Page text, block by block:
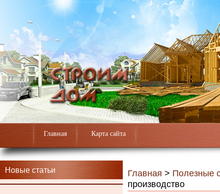
Главная Карта сайта
Новые статьи Главная > Полезные
производство